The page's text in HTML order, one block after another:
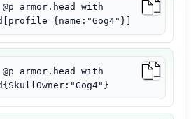
armor.head with
armor.head with